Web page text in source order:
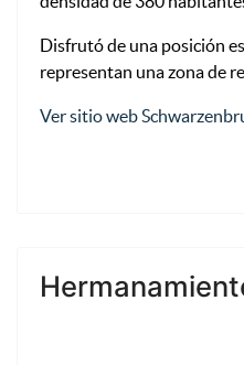
Disfrutó de una posición
representan una zona de
Ver sitio web